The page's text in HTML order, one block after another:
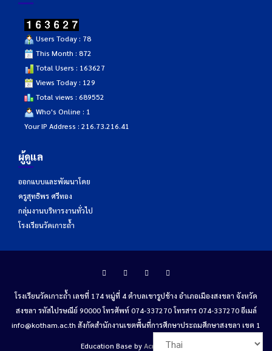
Users Today : 78
This Month : 872
Total Users : 163627
Views Today : 129
Total views : 689552
Who's Online : 1
Your IP Address : 216.73.216.41
ผู้ดูแล
ออกแบบและพัฒนาโดย
ครูสุทธิพร ศรีทอง
กลุ่มงานบริหารงานทั่วไป
โรงเรียนวัดเกาะถ้ำ
โรงเรียนวัดเกาะถ้ำ เลขที่ 174 หมู่ที่ 4 ตำบลเขารูปช้าง อำเภอเมืองสงขลา จังหวัด
สงขลา รหัสไปรษณีย์ 90000 โทรศัพท์ 074-337270 โทรสาร 074-337270 อีเมล์
info@kotham.ac.th สังกัดสำนักงานเขตพื้นที่การศึกษาประถมศึกษาสงขลา เขต 1
Education Base byAcme Themes